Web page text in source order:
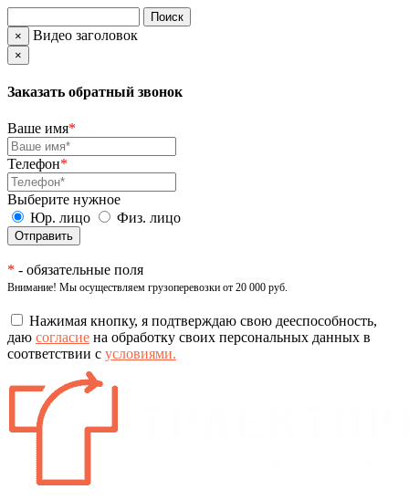
× Видео заголовок
×
Заказать обратный звонок
Ваше имя*
Телефон*
Выберите нужное
Юр. лицо
Физ. лицо
* - обязательные поля
Внимание! Мы осуществляем грузоперевозки от 20 000 руб.
Нажимая кнопку, я подтверждаю свою дееспособность,
даю согласие на обработку своих персональных данных в
соответствии с условиями.